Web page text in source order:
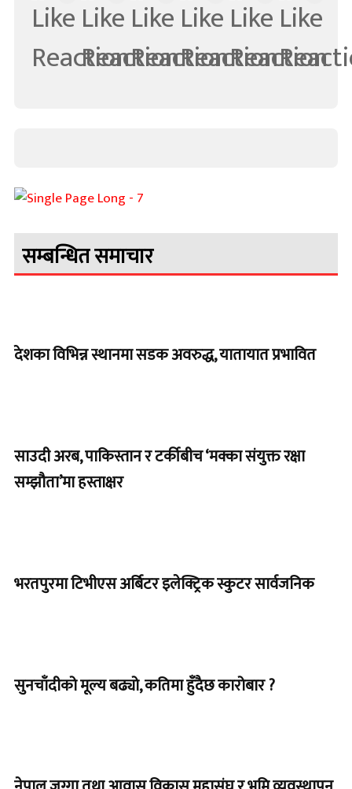
सम्बन्धित समाचार
देशका विभिन्न स्थानमा सडक अवरुद्ध, यातायात प्रभावित
साउदी अरब, पाकिस्तान र टर्कीबीच ‘मक्का संयुक्त रक्षा
सम्झौता’मा हस्ताक्षर
भरतपुरमा टिभीएस अर्बिटर इलेक्ट्रिक स्कुटर सार्वजनिक
सुनचाँदीको मूल्य बढ्यो, कतिमा हुँदैछ कारोबार ?